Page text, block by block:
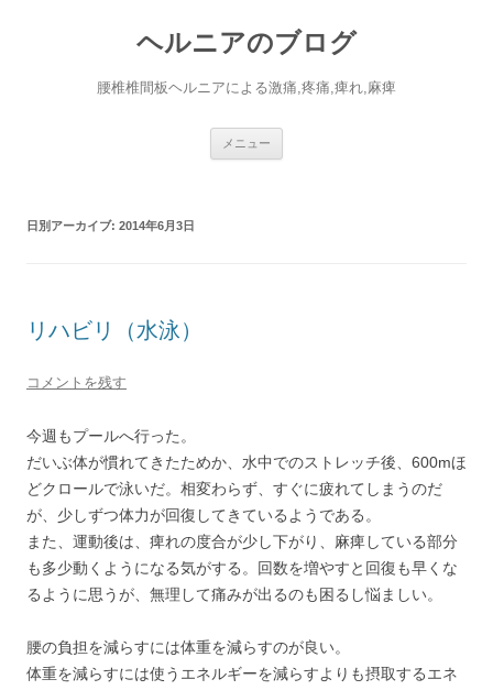
ヘルニアのブログ
腰椎椎間板ヘルニアによる激痛,疼痛,痺れ,麻痺
メニュー
日別アーカイブ: 2014年6月3日
リハビリ（水泳）
コメントを残す
今週もプールへ行った。
だいぶ体が慣れてきたためか、水中でのストレッチ後、600mほ
どクロールで泳いだ。相変わらず、すぐに疲れてしまうのだ
が、少しずつ体力が回復してきているようである。
また、運動後は、痺れの度合が少し下がり、麻痺している部分
も多少動くようになる気がする。回数を増やすと回復も早くな
るように思うが、無理して痛みが出るのも困るし悩ましい。
腰の負担を減らすには体重を減らすのが良い。
体重を減らすには使うエネルギーを減らすよりも摂取するエネ